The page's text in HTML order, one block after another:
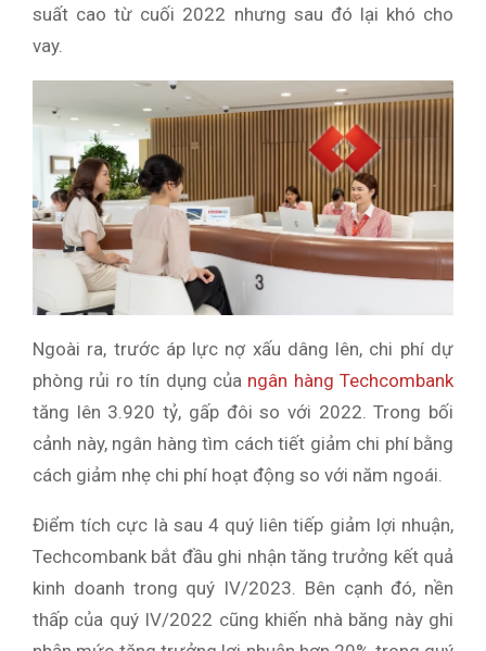
suất cao từ cuối 2022 nhưng sau đó lại khó cho
vay.
Ngoài ra, trước áp lực nợ xấu dâng lên, chi phí dự
phòng rủi ro tín dụng của ngân hàng Techcombank
tăng lên 3.920 tỷ, gấp đôi so với 2022. Trong bối
cảnh này, ngân hàng tìm cách tiết giảm chi phí bằng
cách giảm nhẹ chi phí hoạt động so với năm ngoái.
Điểm tích cực là sau 4 quý liên tiếp giảm lợi nhuận,
Techcombank bắt đầu ghi nhận tăng trưởng kết quả
kinh doanh trong quý IV/2023. Bên cạnh đó, nền
thấp của quý IV/2022 cũng khiến nhà băng này ghi